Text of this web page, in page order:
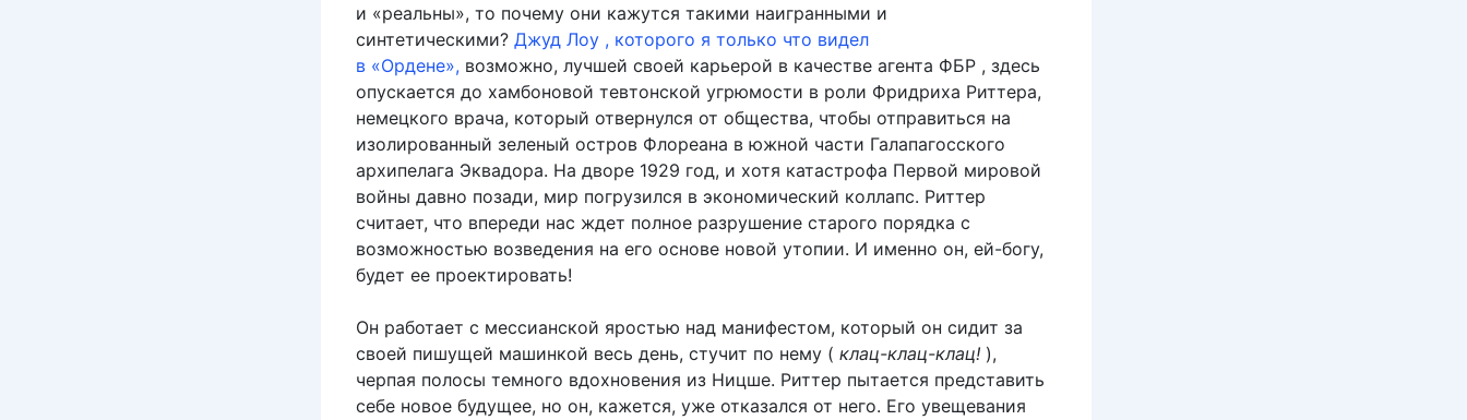
и «реальны», то почему они кажутся такими наигранными и
синтетическими? Джуд Лоу , которого я только что видел
в «Ордене», возможно, лучшей своей карьерой в качестве агента ФБР , здесь
опускается до хамбоновой тевтонской угрюмости в роли Фридриха Риттера,
немецкого врача, который отвернулся от общества, чтобы отправиться на
изолированный зеленый остров Флореана в южной части Галапагосского
архипелага Эквадора. На дворе 1929 год, и хотя катастрофа Первой мировой
войны давно позади, мир погрузился в экономический коллапс. Риттер
считает, что впереди нас ждет полное разрушение старого порядка с
возможностью возведения на его основе новой утопии. И именно он, ей-богу,
будет ее проектировать!
Он работает с мессианской яростью над манифестом, который он сидит за
своей пишущей машинкой весь день, стучит по нему ( клац-клац-клац! ),
черпая полосы темного вдохновения из Ницше. Риттер пытается представить
себе новое будущее, но он, кажется, уже отказался от него. Его увещевания